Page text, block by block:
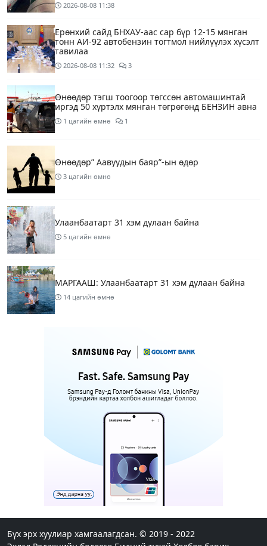
2026-08-08 11:38
Ерөнхий сайд БНХАУ-аас сар бүр 12-15 мянган
тонн АИ-92 автобензин тогтмол нийлүүлэх хүсэлт
тавилаа
2026-08-08 11:32 3
Өнөөдөр тэгш тоогоор төгссөн автомашинтай
иргэд 50 хүртэлх мянган төгрөгөнд БЕНЗИН авна
1 цагийн өмнө 1
Өнөөдөр” Аавуудын баяр”-ын өдөр
3 цагийн өмнө
Улаанбаатарт 31 хэм дулаан байна
5 цагийн өмнө
МАРГААШ: Улаанбаатарт 31 хэм дулаан байна
14 цагийн өмнө
илрүүлэн шалгаж байна
Энэ сарын 9-13-ныг хүртэлх цаг агаарын
18 цагийн өмнө
Шатахуун дамлаж байгаа асуудалд ТЕГ-аас
холбогдох мэдээллийн дагуу шалгалтын
ажиллагааг эрчимжүүлж байна
20 цагийн өмнө 8
боломжоор хангана
Бүх эрх хуулиар хамгаалагдсан. © 2019 - 2022